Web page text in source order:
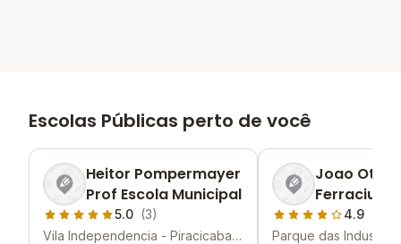
Escolas Públicas perto de você
Heitor Pompermayer
Prof Escola Municipal
5.0 (3)
Vila Independencia - Piracicaba -
Joao
Ferraciu
Municipal
4.9
Parque das